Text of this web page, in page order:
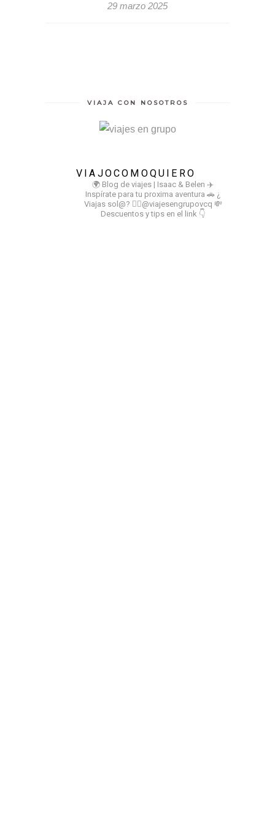
29 marzo 2025
VIAJA CON NOSOTROS
VIAJOCOMOQUIERO
🌍 Blog de viajes | Isaac & Belen ✈️
Inspírate para tu proxima aventura 🚗 ¿
Viajas sol@? 👉🏻@viajesengrupovcq 💸
Descuentos y tips en el link 👇